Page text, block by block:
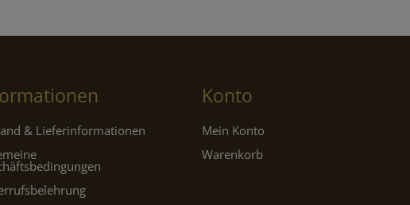
& Lieferinformationen
Konto
Mein Konto
Warenkorb